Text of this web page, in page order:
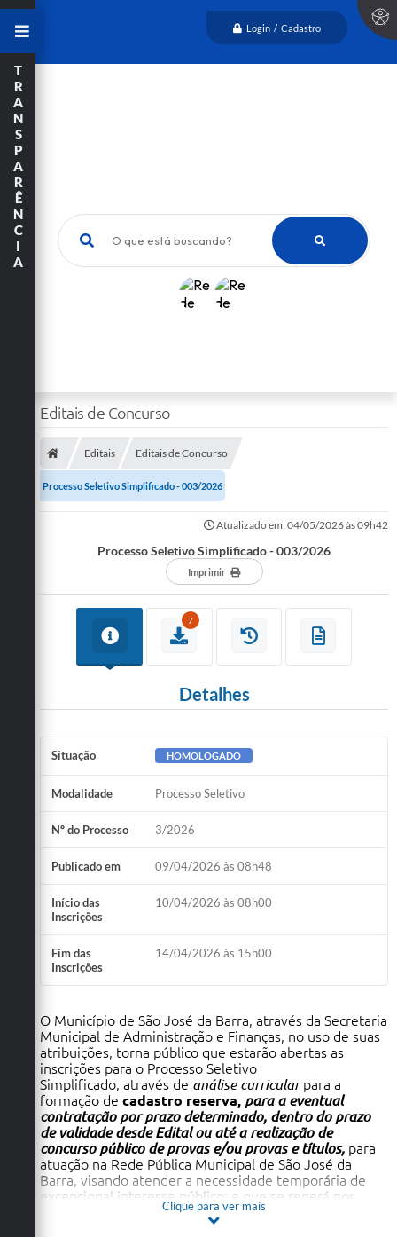
Login / Cadastro
O que está buscando?
T
R
A
N
S
P
A
R
Ê
N
C
I
A
Editais de Concurso
Editais Editais de Concurso
Processo Seletivo Simplificado - 003/2026
Atualizado em: 04/05/2026 às 09h42
Processo Seletivo Simplificado - 003/2026
Imprimir
7
Detalhes
Situação HOMOLOGADO
Modalidade Processo Seletivo
Nº do Processo 3/2026
Publicado em 09/04/2026 às 08h48
Início das
Inscrições
10/04/2026 às 08h00
Fim das
Inscrições
14/04/2026 às 15h00
O Município de São José da Barra, através da Secretaria
Municipal de Administração e Finanças, no uso de suas
atribuições, torna público que estarão abertas as
inscrições para o Processo Seletivo
Simplificado, através de análise curricularpara a
formação de cadastro reserva, para a eventual
contratação por prazo determinado, dentro do prazo
de validade desde Edital ou até a realização de
concurso público de provas e/ou provas e títulos, para
atuação na Rede Pública Municipal de São José da
Barra, visando atender a necessidade temporária de
excepcional interesse público; e que se regerá nos
termos do art.37, IX da CF/88 regulamentado pela Lei
Municipal n° 321/2010, e normas contidas neste Edital.
Clique para ver mais